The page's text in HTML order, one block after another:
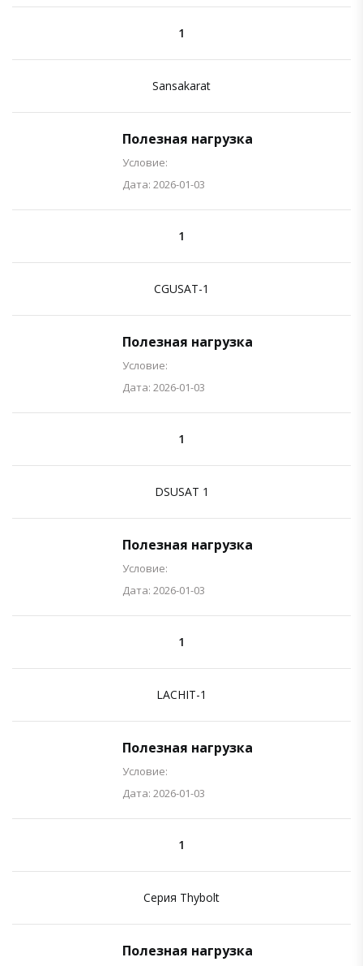
1
Sansakarat
Полезная нагрузка
Условие:
Дата: 2026-01-03
1
CGUSAT-1
Полезная нагрузка
Условие:
Дата: 2026-01-03
1
DSUSAT 1
Полезная нагрузка
Условие:
Дата: 2026-01-03
1
LACHIT-1
Полезная нагрузка
Условие:
Дата: 2026-01-03
1
Серия Thybolt
Полезная нагрузка